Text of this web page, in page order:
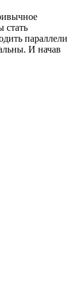
стать
параллели
И начав